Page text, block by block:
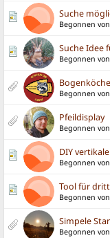
Suche
Begonnen
Suche Idee
Begonnen
Begonnen
Pfeildisplay
Begonnen
DIY
Begonnen
Tool für
Begonnen
Simpele
Begonnen